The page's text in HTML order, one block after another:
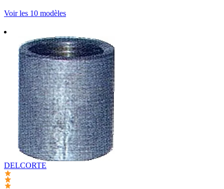
Voir les 10 modèles
DELCORTE